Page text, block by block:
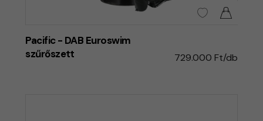
Pacific - DAB Euroswim
szűrőszett
729.000 Ft/db